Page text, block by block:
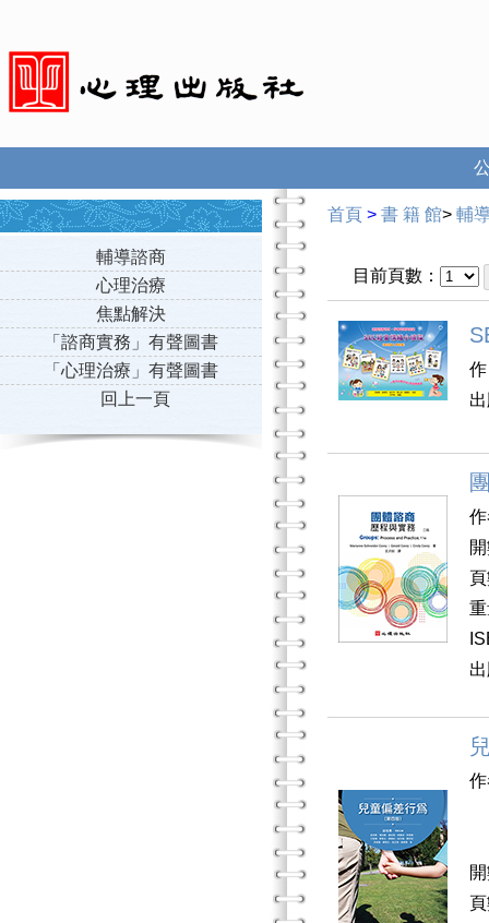
輔導諮商
心理治療
焦點解決
「諮商實務」有聲圖書
「心理治療」有聲圖書
回上一頁
首頁 > 書 籍 館> 輔
目前頁數：